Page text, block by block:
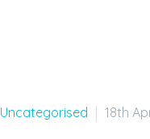
Uncategorised 18th